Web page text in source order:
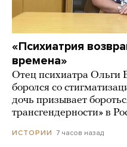
«Психиатрия
времена»
Отец психиатра Ольги
боролся со
дочь призывает
трансгендерности» в
ИСТОРИИ 7 часов назад